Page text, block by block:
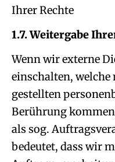
Ihrer Rechte
1.7. Weitergabe
Wenn wir externe
einschalten,
gestellten
Berührung
als sog.
bedeutet, dass wir